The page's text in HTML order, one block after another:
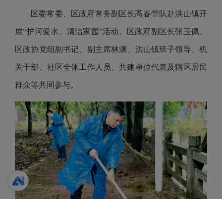
区委常委、区政府常务副区长高春带队赴洪山镇开
展“护河爱水、清洁家园”活动。区政府副区长张玉佩、
区政协党组副书记、副主席林渊、洪山镇班子领导、机
关干部、社区全体工作人员、共建单位代表及辖区居民
群众等共同参与。